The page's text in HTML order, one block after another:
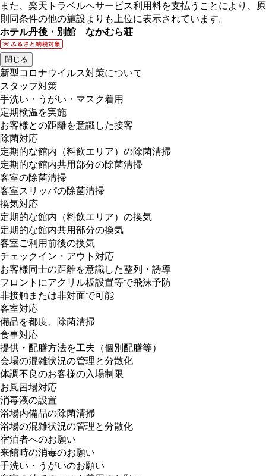
また、楽天トラベルへサービス利用料を支払うことにより、原
則同条件の他の施設よりも上位に表示されています。
ホテル丹後・別館 なかむら荘
閉じる
新型コロナウイルス対策について
スタッフ対策
手洗い・うがい・マスク着用
定期検温を実施
お客様との距離を意識した接客
除菌対応
定期的な館内（料飲エリア）の除菌清掃
定期的な館内共用部分の除菌清掃
客室の除菌清掃
客室スリッパの除菌清掃
換気対応
定期的な館内（料飲エリア）の換気
定期的な館内共用部分の換気
客室ご利用前後の換気
チェックイン・アウト対応
お客様同士の距離を意識した整列・誘導
フロントにアクリル板設置等で飛沫予防
非接触または非対面で可能
客室対応
備品を都度、除菌清掃
食事対応
提供・配膳方法を工夫（個別配膳等）
会場の混雑状況の管理と分散化
体調不良のお客様の入場制限
お風呂場対応
消毒液の設置
浴場内備品の除菌清掃
浴場の混雑状況の管理と分散化
宿泊者へのお願い
来館時の消毒のお願い
手洗い・うがいのお願い